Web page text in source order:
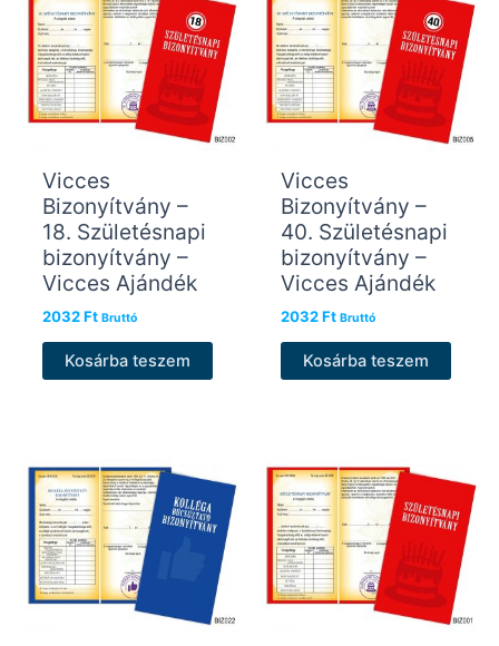
Vicces
Bizonyítvány –
18. Születésnapi
bizonyítvány –
Vicces Ajándék
2032Ft Bruttó
Kosárba teszem
Vicces
Bizonyítvány –
40. Születésnapi
bizonyítvány –
Vicces Ajándék
2032Ft Bruttó
Kosárba teszem